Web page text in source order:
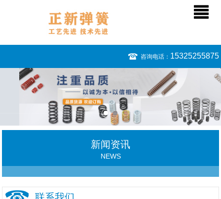
咨询电话： 15325255875
新闻资讯
NEWS
联系我们